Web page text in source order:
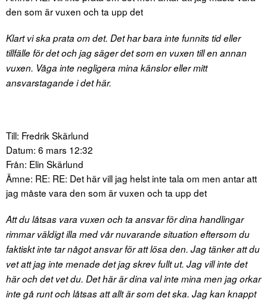
den som är vuxen och ta upp det
Klart vi ska prata om det. Det har bara inte funnits tid eller
tillfälle för det och jag säger det som en vuxen till en annan
vuxen. Våga inte negligera mina känslor eller mitt
ansvarstagande i det här.
Till: Fredrik Skärlund
Datum: 6 mars 12:32
Från: Elin Skärlund
Ämne: RE: RE: Det här vill jag helst inte tala om men antar att
jag måste vara den som är vuxen och ta upp det
Att du låtsas vara vuxen och ta ansvar för dina handlingar
rimmar väldigt illa med vår nuvarande situation eftersom du
faktiskt inte tar något ansvar för att lösa den. Jag tänker att du
vet att jag inte menade det jag skrev fullt ut. Jag vill inte det
här och det vet du. Det här är dina val inte mina men jag orkar
inte gå runt och låtsas att allt är som det ska. Jag kan knappt